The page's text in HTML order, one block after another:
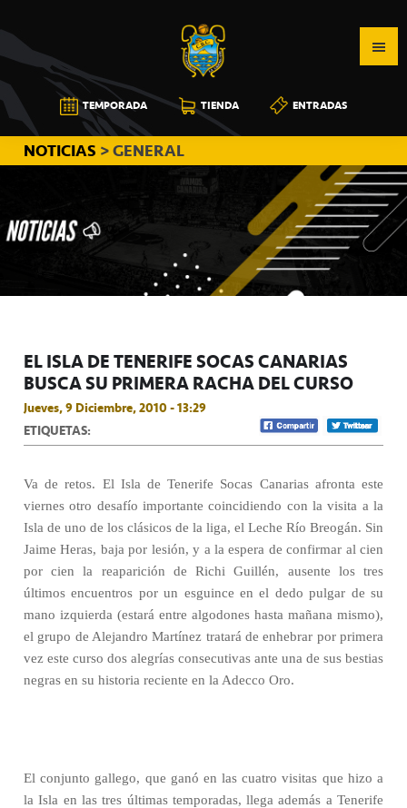
a
la
navegación
principal
al
contenido
principal
a
la
barra
lateral
principal
CB
CANARIAS
TEMPORADA TIENDA ENTRADAS
NOTICIAS > GENERAL
EL ISLA DE TENERIFE SOCAS CANARIAS
BUSCA SU PRIMERA RACHA DEL CURSO
Jueves, 9 Diciembre, 2010 - 13:29
ETIQUETAS:
Va de retos. El Isla de Tenerife Socas Canarias afronta este
viernes otro desafío importante coincidiendo con la visita a la
Isla de uno de los clásicos de la liga, el Leche Río Breogán. Sin
Jaime Heras, baja por lesión, y a la espera de confirmar al cien
por cien la reaparición de Richi Guillén, ausente los tres
últimos encuentros por un esguince en el dedo pulgar de su
mano izquierda (estará entre algodones hasta mañana mismo),
el grupo de Alejandro Martínez tratará de enhebrar por primera
vez este curso dos alegrías consecutivas ante una de sus bestias
negras en su historia reciente en la Adecco Oro.
El conjunto gallego, que ganó en las cuatro visitas que hizo a
la Isla en las tres últimas temporadas, llega además a Tenerife